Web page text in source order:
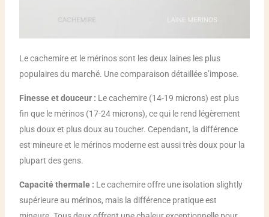
Le cachemire et le mérinos sont les deux laines les plus
populaires du marché. Une comparaison détaillée s’impose.
Finesse et douceur : Le cachemire (14-19 microns) est plus
fin que le mérinos (17-24 microns), ce qui le rend légèrement
plus doux et plus doux au toucher. Cependant, la différence
est mineure et le mérinos moderne est aussi très doux pour la
plupart des gens.
Capacité thermale : Le cachemire offre une isolation slightly
supérieure au mérinos, mais la différence pratique est